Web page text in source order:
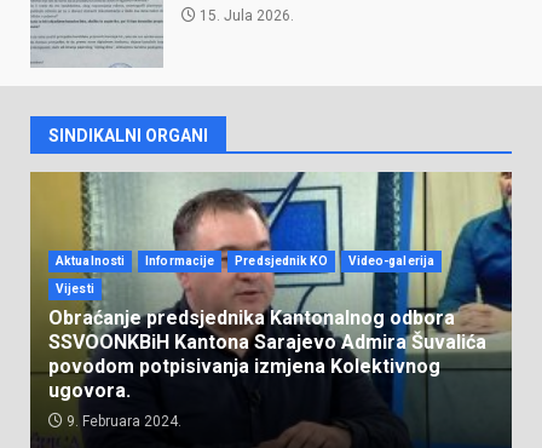
15. Jula 2026.
SINDIKALNI ORGANI
Aktualnosti Informacije Predsjednik KO Video-galerija
Vijesti
Obraćanje predsjednika Kantonalnog odbora
SSVOONKBiH Kantona Sarajevo Admira Šuvalića
povodom potpisivanja izmjena Kolektivnog
ugovora.
9. Februara 2024.